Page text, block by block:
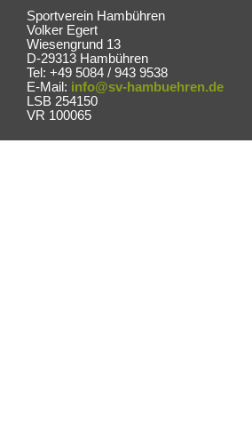
Sportverein Hambühren
Volker Egert
Wiesengrund 13
D-29313 Hambühren
Tel: +49 5084 / 943 9538
E-Mail: info@sv-hambuehren.de
LSB 254150
VR 100065